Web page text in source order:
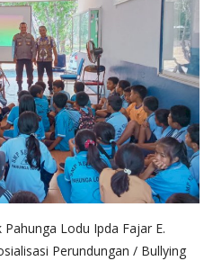
Lodu Ipda Fajar E.
Perundungan / Bullying